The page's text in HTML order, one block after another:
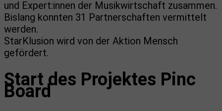
und Expert:innen der Musikwirtschaft zusammen.
Bislang konnten 31 Partnerschaften vermittelt
werden.
StarKlusion wird von der Aktion Mensch
gefördert.
Start des Projektes Pinc
Board